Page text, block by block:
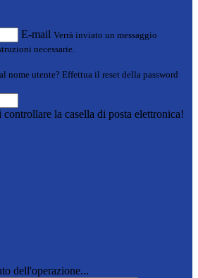
E-mail Verrà inviato un messaggio
necessarie.
nome utente? Effettua il reset della password
la casella di posta elettronica!
dell'operazione...